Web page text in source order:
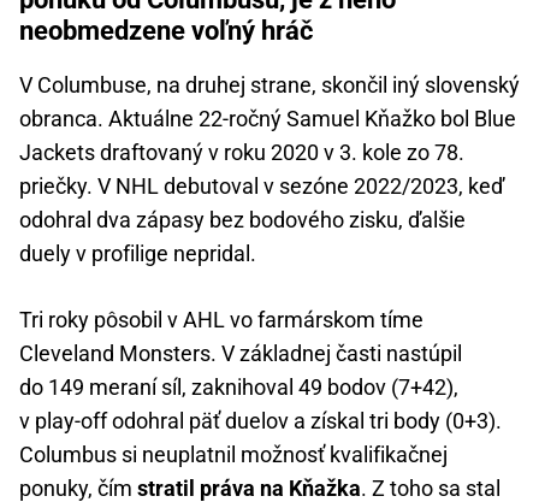
neobmedzene voľný hráč
V Columbuse, na druhej strane, skončil iný slovenský
obranca. Aktuálne 22-ročný Samuel Kňažko bol Blue
Jackets draftovaný v roku 2020 v 3. kole zo 78.
priečky. V NHL debutoval v sezóne 2022/2023, keď
odohral dva zápasy bez bodového zisku, ďalšie
duely v profilige nepridal.
Tri roky pôsobil v AHL vo farmárskom tíme
Cleveland Monsters. V základnej časti nastúpil
do 149 meraní síl, zaknihoval 49 bodov (7+42),
v play-off odohral päť duelov a získal tri body (0+3).
Columbus si neuplatnil možnosť kvalifikačnej
ponuky, čím stratil práva na Kňažka. Z toho sa stal